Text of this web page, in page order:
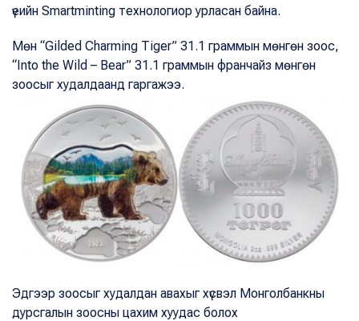
үеийн Smartminting технологиор урласан байна.
Мөн “Gilded Charming Tiger” 31.1 граммын мөнгөн зоос,
“Into the Wild – Bear” 31.1 граммын франчайз мөнгөн
зоосыг худалдаанд гаргажээ.
Эдгээр зоосыг худалдан авахыг хүсвэл Монголбанкны
дурсгалын зоосны цахим хуудас болох